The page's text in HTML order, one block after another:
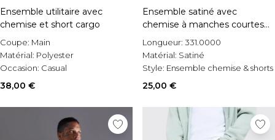
Ensemble utilitaire avec
chemise et short cargo
Coupe: Main
Matérial: Polyester
Occasion: Casual
38,00 €
Ensemble satiné avec
chemise à manches courtes
et short
Longueur: 331.0000
Matérial: Satiné
Style: Ensemble chemise & shorts
25,00 €